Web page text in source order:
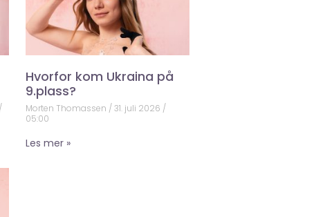
Hvorfor kom Ukraina på
9.plass?
Morten Thomassen
31. juli 2026
05:00
Les mer »